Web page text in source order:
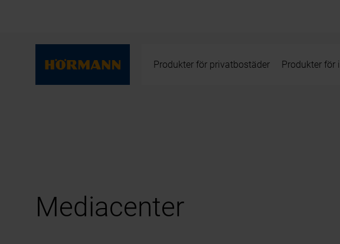
Produkter för privatbostäder Produkter för
Mediacenter